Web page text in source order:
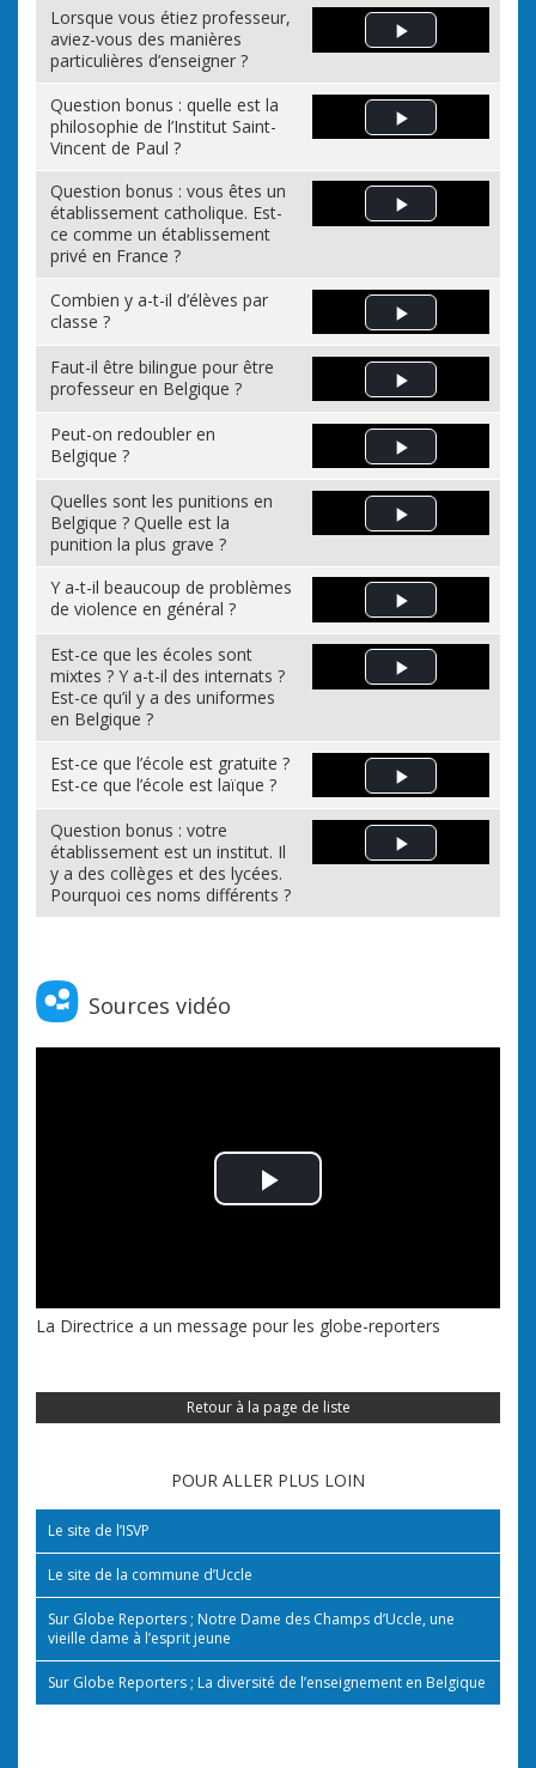
Lorsque vous étiez professeur,
aviez-vous des manières
particulières d’enseigner ?
Play Video
Question bonus : quelle est la
philosophie de l’Institut Saint-
Vincent de Paul ?
Play Video
Question bonus : vous êtes un
établissement catholique. Est-
ce comme un établissement
privé en France ?
Play Video
Combien y a-t-il d’élèves par
classe ?
Play Video
Faut-il être bilingue pour être
professeur en Belgique ?
Play Video
Peut-on redoubler en
Belgique ?
Play Video
Quelles sont les punitions en
Belgique ? Quelle est la
punition la plus grave ?
Play Video
Y a-t-il beaucoup de problèmes
de violence en général ?
Play Video
Est-ce que les écoles sont
mixtes ? Y a-t-il des internats ?
Est-ce qu’il y a des uniformes
en Belgique ?
Play Video
Est-ce que l’école est gratuite ?
Est-ce que l’école est laïque ?
Play Video
Question bonus : votre
établissement est un institut. Il
y a des collèges et des lycées.
Pourquoi ces noms différents ?
Play Video
Sources vidéo
Play Video
La Directrice a un message pour les globe-reporters
Retour à la page de liste
POUR ALLER PLUS LOIN
Le site de l’ISVP
Le site de la commune d’Uccle
Sur Globe Reporters ; Notre Dame des Champs d’Uccle, une
vieille dame à l’esprit jeune
Sur Globe Reporters ; La diversité de l’enseignement en Belgique